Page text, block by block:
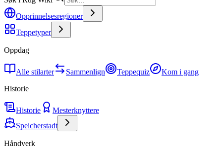
Opprinnelsesregioner
Teppetyper
Oppdag
Alle stilarter Sammenlign Teppequiz
Kom i gang
Historie
Historie
Mesterknyttere
Speicherstadt
Håndverk